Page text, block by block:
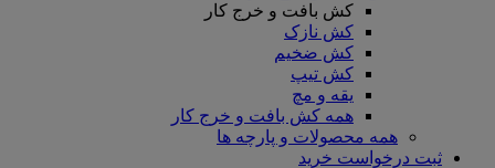
کش بافت و خرج کار
کش نازک
کش ضخیم
کش تیپ
یقه و مچ
همه کش بافت و خرج کار
همه محصولات و پارچه ها
ثبت درخواست خرید